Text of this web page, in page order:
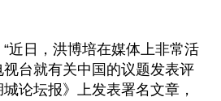
近日，洪博培在媒体上非常活
台就有关中国的议题发表评
论坛报》上发表署名文章，